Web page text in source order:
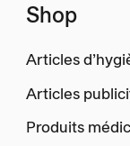
Shop
Articles
Articles
Produits